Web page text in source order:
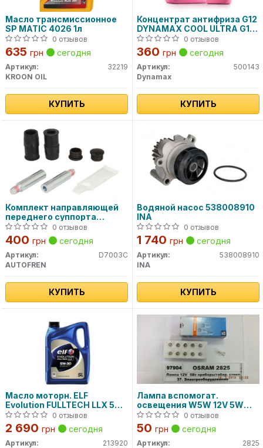
Масло трансмиссионное
SP MATIC 4026 1л
0 отзывов
635 грн сегодня
Артикул:
32219
KROON OIL
КУПИТЬ
Концентрат антифриза G12
DYNAMAX COOL ULTRA G12
(1L)
0 отзывов
360 грн сегодня
Артикул:
500143
Dynamax
КУПИТЬ
Комплект направляющей
переднего суппорта
D7003C AUTOFREN
0 отзывов
400 грн сегодня
Артикул:
D7003C
AUTOFREN
КУПИТЬ
Водяной насос 538008910
INA
0 отзывов
1 740 грн сегодня
Артикул:
538008910
INA
КУПИТЬ
Масло моторн. ELF
Evolution FULLTECH LLX 5W-
30 (Канистра 5л)
0 отзывов
2 690 грн сегодня
Артикул:
213920
Лампа вспомогат.
освещения W5W 12V 5W
W2.1x9.5d (пр-во OSRAM)
0 отзывов
50 грн сегодня
Артикул:
2825